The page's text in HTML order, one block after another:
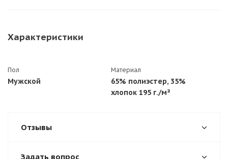
Характеристики
Пол
Мужской
Материал
65% полиэстер, 35%
хлопок 195 г./м²
Отзывы
Задать вопрос